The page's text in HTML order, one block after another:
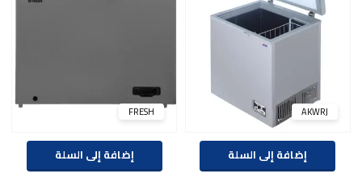
AKWRJ
إضافة إلى السلة
FRESH
إضافة إلى السلة